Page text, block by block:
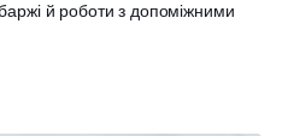
й роботи з допоміжними